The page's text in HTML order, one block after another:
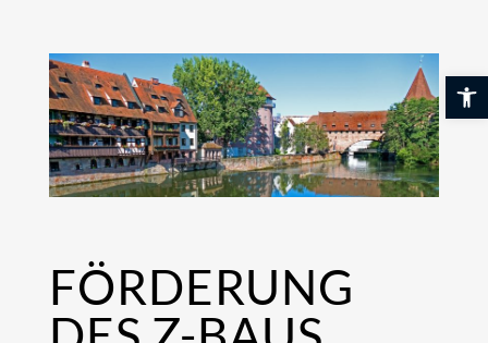
content
FÖRDERUNG